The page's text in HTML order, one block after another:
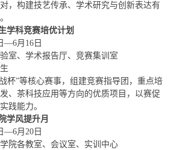
，构建技艺传承、学术研究与创新表达有
学科竞赛培优计划
—6月16日
室、学术报告厅、竞赛集训室
杯”等核心赛事，组建竞赛指导团，重点培
、茶科技应用等方向的优质项目，以赛促
践能力。
学风提升月
—6月20日
院各教室、会议室、实训中心